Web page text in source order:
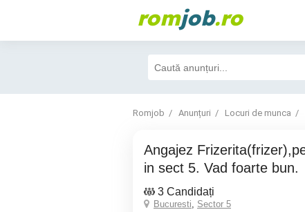
romjob.ro
Romjob Anunțuri Locuri de munca
Angajez Frizerita(frizer),pentru salon situat
in sect 5. Vad foarte bun.
3 Candidați
Bucuresti, Sector 5